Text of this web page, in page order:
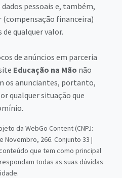
pessoais e, também,
financeira)
qualquer valor.
de anúncios em parceria
Educação na Mão não
os anunciantes, portanto,
qualquer situação que
da WebGo Content (CNPJ:
Novembro, 266. Conjunto 33 |
que tem como principal
todas as suas dúvidas